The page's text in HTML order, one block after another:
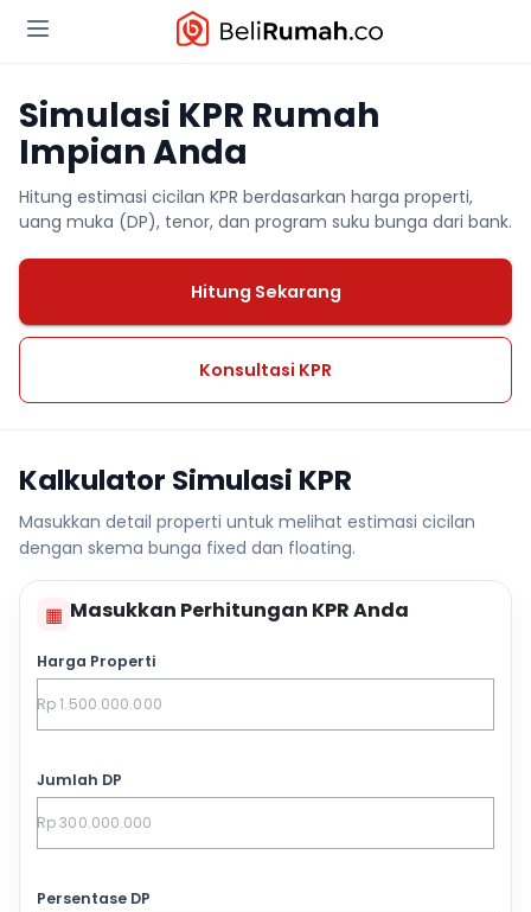
Simulasi KPR Rumah
Impian Anda
Hitung estimasi cicilan KPR berdasarkan harga properti,
uang muka (DP), tenor, dan program suku bunga dari bank.
Hitung Sekarang
Konsultasi KPR
Kalkulator Simulasi KPR
Masukkan detail properti untuk melihat estimasi cicilan
dengan skema bunga fixed dan floating.
▦ Masukkan Perhitungan KPR Anda
Harga Properti
Jumlah DP
Persentase DP